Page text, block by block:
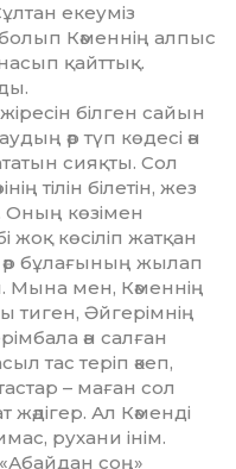
екеуміз
Кәменнің алпыс
қайттық.
білген сайын
әр түп көдесі ән
сияқты. Сол
тілін білетін, жез
Оның көзімен
жоқ көсіліп жатқан
бұлағының жылап
Мына мен, Кәменнің
тиген, Әй­герім­нің
ән салған
тас теріп әкеп,
– маған сол
Ал Кә­менді
рухани інім.
соң»